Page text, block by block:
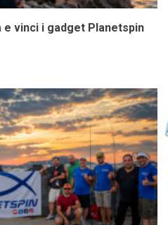
e vinci i gadget Planetspin